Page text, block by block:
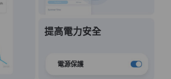
提高電力安全
電源保護